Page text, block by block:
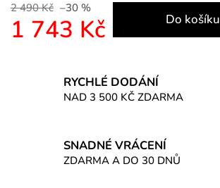
2 490 Kč –30 %
1 743 Kč Do košíku
RYCHLÉ DODÁNÍ
NAD 3 500 KČ ZDARMA
SNADNÉ VRÁCENÍ
ZDARMA A DO 30 DNŮ